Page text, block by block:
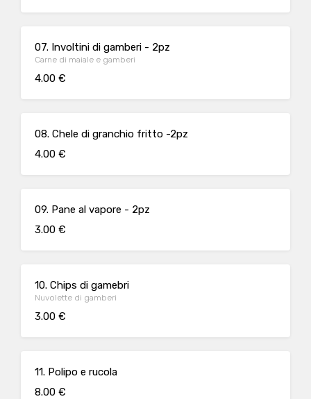
07. Involtini di gamberi - 2pz
Carne di maiale e gamberi
4.00 €
08. Chele di granchio fritto -2pz
4.00 €
09. Pane al vapore - 2pz
3.00 €
10. Chips di gamebri
Nuvolette di gamberi
3.00 €
11. Polipo e rucola
8.00 €